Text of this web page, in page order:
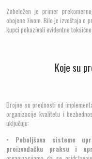
Zabeležen je primer
obojene živom. Bilo je izveštaja o
kupci pokazivali evidentne
Koje su
Brojne su prednosti od
organizacije kvalitetu i
uključuju:
• Poboljšava sisteme
proizvođačku praksu i